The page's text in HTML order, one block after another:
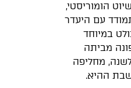
הומוריסטי,
עם היעדר
במיוחד
מביתה
מחליפה
ההיא.